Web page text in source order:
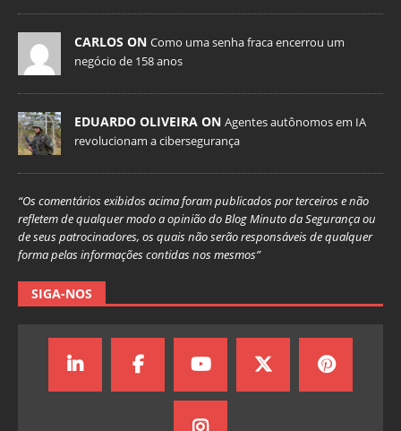
CARLOS ON Como uma senha fraca encerrou um
negócio de 158 anos
EDUARDO OLIVEIRA ON Agentes autônomos em IA
revolucionam a cibersegurança
“Os comentários exibidos acima foram publicados por terceiros e não
refletem de qualquer modo a opinião do Blog Minuto da Segurança ou
de seus patrocinadores, os quais não serão responsáveis de qualquer
forma pelas informações contidas nos mesmos”
SIGA-NOS